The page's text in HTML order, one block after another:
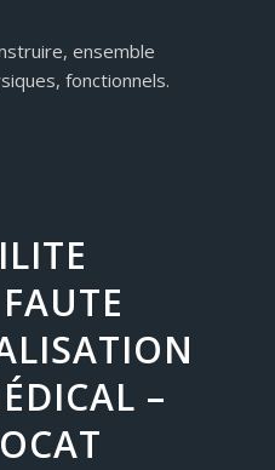
ensemble
fonctionnels.
–